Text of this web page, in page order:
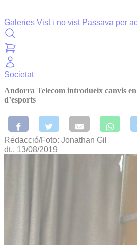
Galeries Vist i no vist Passava per
Societat
Andorra Telecom introdueix canvis en
d’esports
Redacció/Foto: Jonathan Gil
dt., 13/08/2019